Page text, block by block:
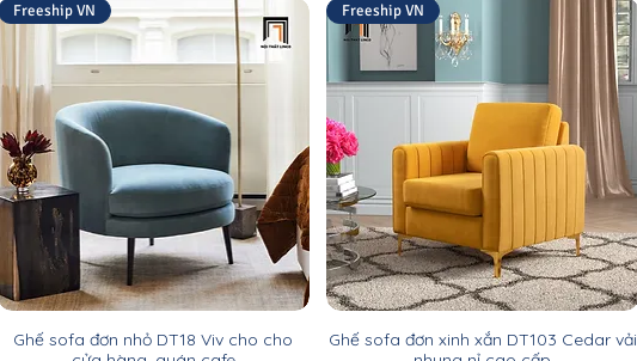
Freeship VN
Ghế sofa đơn nhỏ DT18 Viv cho cho
Freeship VN
Ghế sofa đơn xinh xắn DT103 Cedar vải